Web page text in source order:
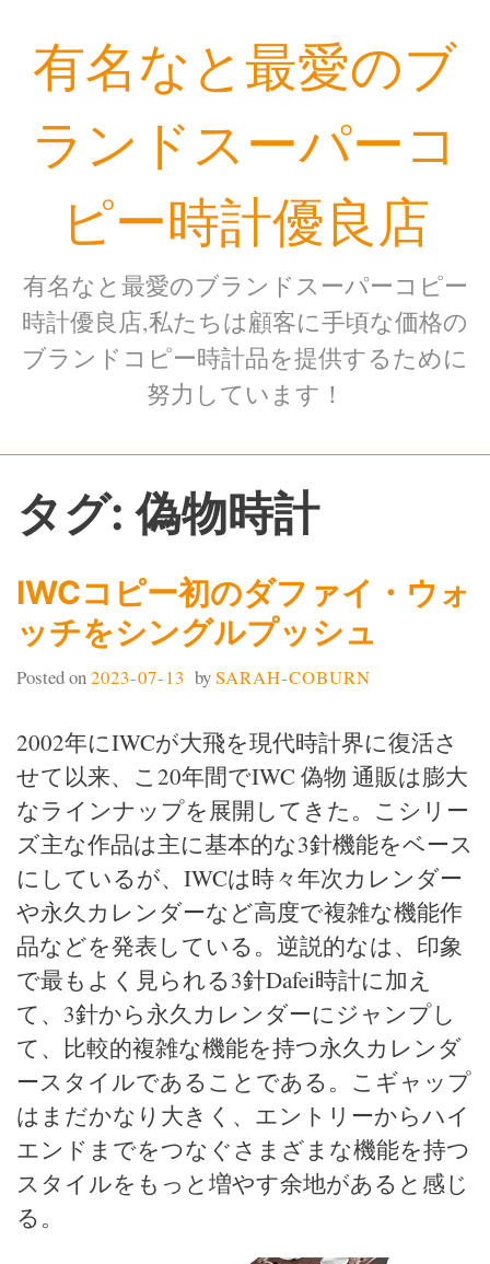
Skip
to有名なと最愛のブ
ランドスーパーコ
ピー時計優良店
有名なと最愛のブランドスーパーコピー
時計優良店,私たちは顧客に手頃な価格の
ブランドコピー時計品を提供するために
努力しています！
タグ: 偽物時計
IWCコピー初のダファイ・ウォ
ッチをシングルプッシュ
Posted on2023-07-13 bySARAH-COBURN
2002年にIWCが大飛を現代時計界に復活さ
せて以来、こ20年間でIWC 偽物 通販は膨大
なラインナップを展開してきた。こシリー
ズ主な作品は主に基本的な3針機能をベース
にしているが、IWCは時々年次カレンダー
や永久カレンダーなど高度で複雑な機能作
品などを発表している。逆説的なは、印象
で最もよく見られる3針Dafei時計に加え
て、3針から永久カレンダーにジャンプし
て、比較的複雑な機能を持つ永久カレンダ
ースタイルであることである。こギャップ
はまだかなり大きく、エントリーからハイ
エンドまでをつなぐさまざまな機能を持つ
スタイルをもっと増やす余地があると感じ
る。